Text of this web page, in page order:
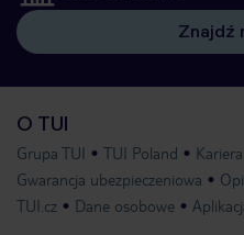
Znajdź
O TUI
Grupa TUI TUI Poland Kariera
Gwarancja ubezpieczeniowa
TUI.cz
Dane osobowe